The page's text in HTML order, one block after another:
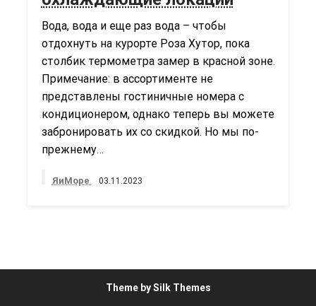
Вода, вода и еще раз вода – чтобы
отдохнуть на курорте Роза Хутор, пока
столбик термометра замер в красной зоне.
Примечание: в ассортименте не
представлены гостиничные номера с
кондиционером, однако теперь вы можете
забронировать их со скидкой. Но мы по-
прежнему…
ЯиМоре 03.11.2023
Theme by Silk Themes